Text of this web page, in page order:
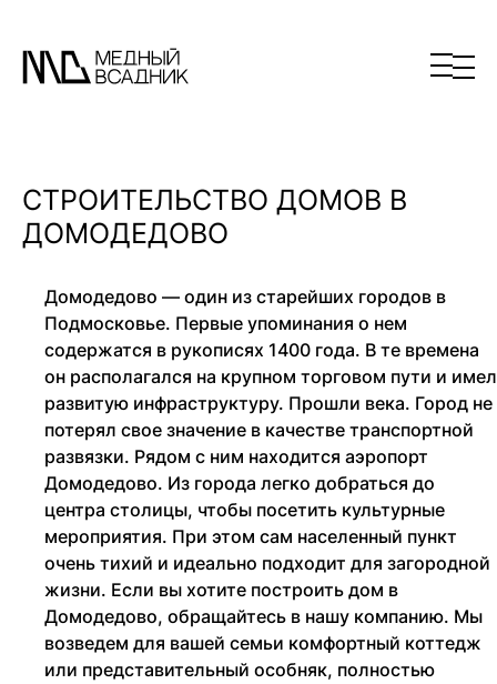
СТРОИТЕЛЬСТВО ДОМОВ В
ДОМОДЕДОВО
Домодедово — один из старейших городов в
Подмосковье. Первые упоминания о нем
содержатся в рукописях 1400 года. В те времена
он располагался на крупном торговом пути и имел
развитую инфраструктуру. Прошли века. Город не
потерял свое значение в качестве транспортной
развязки. Рядом с ним находится аэропорт
Домодедово. Из города легко добраться до
центра столицы, чтобы посетить культурные
мероприятия. При этом сам населенный пункт
очень тихий и идеально подходит для загородной
жизни. Если вы хотите построить дом в
Домодедово, обращайтесь в нашу компанию. Мы
возведем для вашей семьи комфортный коттедж
или представительный особняк, полностью